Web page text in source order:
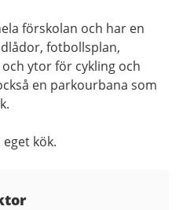
förskolan och har en
fotbollsplan,
ytor för cykling och
en parkourbana som
kök.